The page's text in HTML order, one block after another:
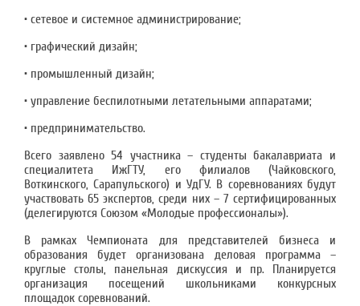
• сетевое и системное администрирование;
• графический дизайн;
• промышленный дизайн;
• управление беспилотными летательными аппаратами;
• предпринимательство.
Всего заявлено 54 участника – студенты бакалавриата и
специалитета ИжГТУ, его филиалов (Чайковского,
Воткинского, Сарапульского) и УдГУ. В соревнованиях будут
участвовать 65 экспертов, среди них – 7 сертифицированных
(делегируются Союзом «Молодые профессионалы»).
В рамках Чемпионата для представителей бизнеса и
образования будет организована деловая программа –
круглые столы, панельная дискуссия и пр. Планируется
организация посещений школьниками конкурсных
площадок соревнований.